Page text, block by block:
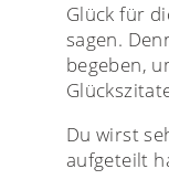
Glück für
sagen.
begeben,
Du wirst
aufgeteilt